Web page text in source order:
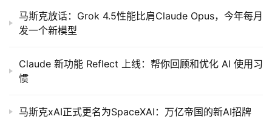
马斯克放话：Grok 4.5性能比肩Claude Opus，今年每月
发一个新模型
Claude 新功能 Reflect 上线：帮你回顾和优化 AI 使用习
惯
马斯克xAI正式更名为SpaceXAI：万亿帝国的新AI招牌